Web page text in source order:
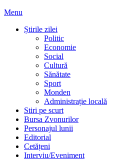
Menu
Știrile zilei
Politic
Economie
Social
Cultură
Sănătate
Sport
Monden
Administrație locală
Stiri pe scurt
Bursa Zvonurilor
Personajul lunii
Editorial
Cetățeni
Interviu/Eveniment